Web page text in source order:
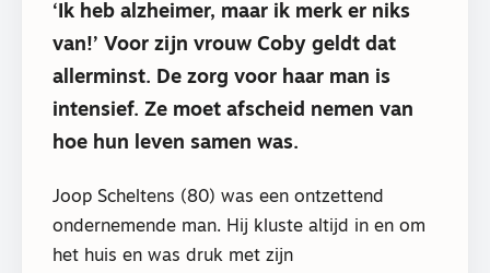
‘Ik heb alzheimer, maar ik merk er niks
van!’ Voor zijn vrouw Coby geldt dat
allerminst. De zorg voor haar man is
intensief. Ze moet afscheid nemen van
hoe hun leven samen was.
Joop Scheltens (80) was een ontzettend
ondernemende man. Hij kluste altijd in en om
het huis en was druk met zijn